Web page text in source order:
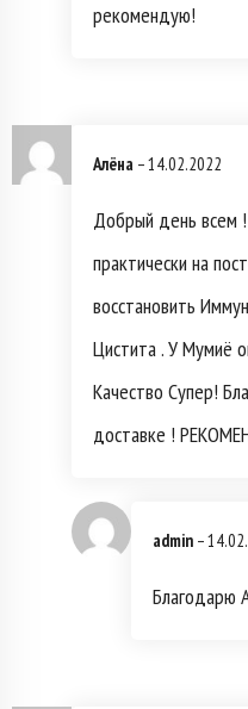
рекомендую!
Алёна –14.02.2022
Добрый день всем
практически на
восстановить
Цистита . У Мумиё
Качество Супер!
доставке !
admin –
Благодарю